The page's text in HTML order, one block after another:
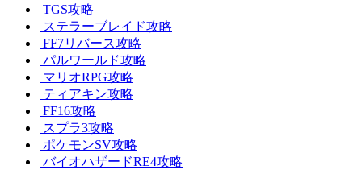
TGS攻略
ステラーブレイド攻略
FF7リバース攻略
パルワールド攻略
マリオRPG攻略
ティアキン攻略
FF16攻略
スプラ3攻略
ポケモンSV攻略
バイオハザードRE4攻略